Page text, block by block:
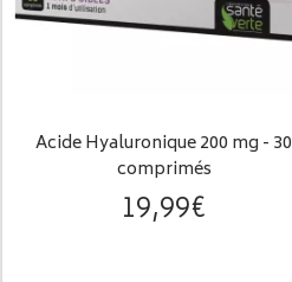
Acide Hyaluronique 200 mg - 30
comprimés
19,99€